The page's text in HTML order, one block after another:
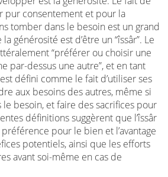
pur consentement et pour la
tomber dans le besoin est un grand
générosité est d’être un “îssâr”. Le
“préférer ou choisir une
par-dessus une autre”, et en tant
défini comme le fait d’utiliser ses
aux besoins des autres, même si
le besoin, et faire des sacrifices pour
définitions suggèrent que l’îssâr
pour le bien et l’avantage
potentiels, ainsi que les efforts
avant soi-même en cas de